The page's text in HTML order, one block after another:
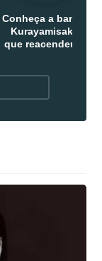
Conheça a banda
Kurayamisaka
que reacendeu o